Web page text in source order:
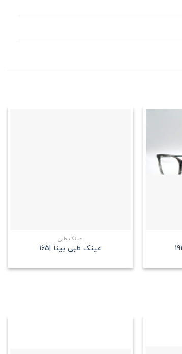
مندی
عینک طبی
عینک طبی بینا |165